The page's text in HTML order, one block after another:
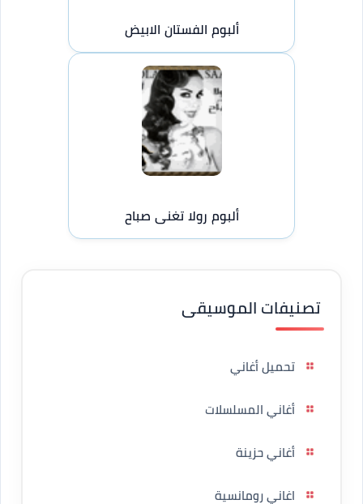
ألبوم الفستان الابيض
ألبوم رولا تغنى صباح
تصنيفات الموسيقى
تحميل أغاني
أغاني المسلسلات
أغاني حزينة
اغاني رومانسية